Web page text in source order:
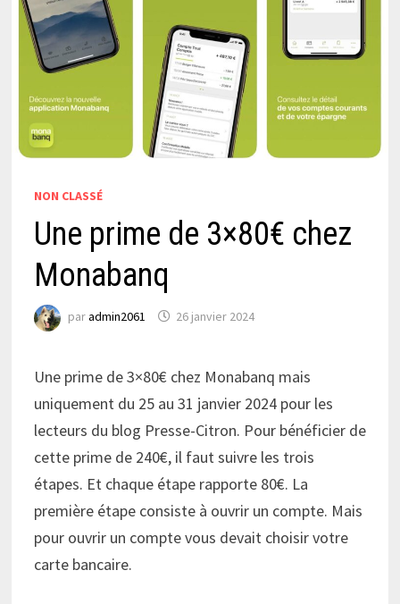
NON CLASSÉ
Une prime de 3×80€ chez
Monabanq
paradmin2061 26 janvier 2024
Une prime de 3×80€ chez Monabanq mais
uniquement du 25 au 31 janvier 2024 pour les
lecteurs du blog Presse-Citron. Pour bénéficier de
cette prime de 240€, il faut suivre les trois
étapes. Et chaque étape rapporte 80€. La
première étape consiste à ouvrir un compte. Mais
pour ouvrir un compte vous devait choisir votre
carte bancaire.